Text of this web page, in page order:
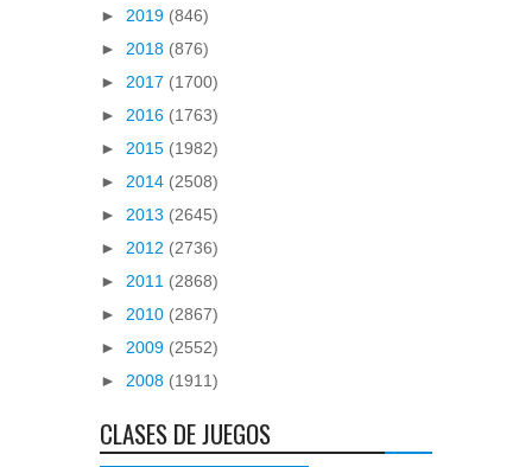
► 2019 (846)
► 2018 (876)
► 2017 (1700)
► 2016 (1763)
► 2015 (1982)
► 2014 (2508)
► 2013 (2645)
► 2012 (2736)
► 2011 (2868)
► 2010 (2867)
► 2009 (2552)
► 2008 (1911)
CLASES DE JUEGOS